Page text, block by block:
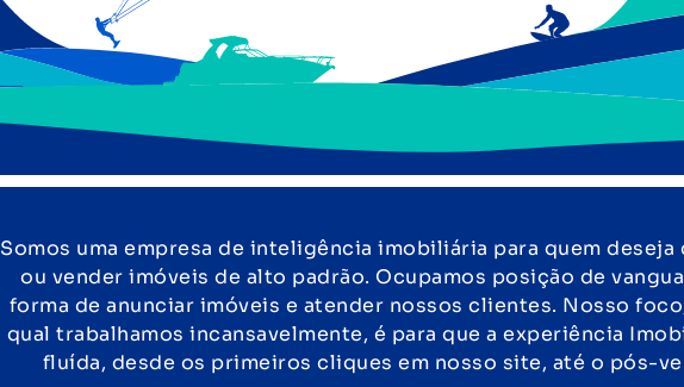
Somos uma empresa de inteligência imobiliária para quem deseja
ou vender imóveis de alto padrão. Ocupamos posição de
forma de anunciar imóveis e atender nossos clientes. Nosso
qual trabalhamos incansavelmente, é para que a experiência
fluída, desde os primeiros cliques em nosso site, até o pós-